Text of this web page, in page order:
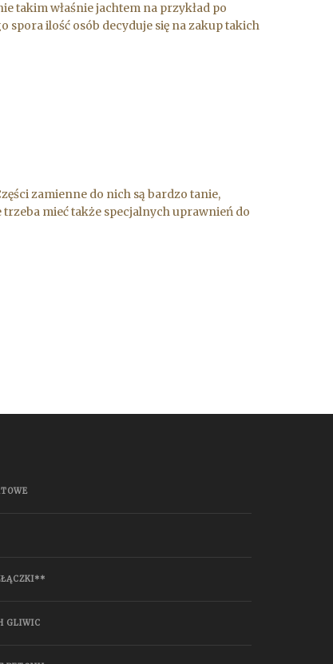
takim właśnie jachtem na przykład po
spora ilość osób decyduje się na zakup takich
zamienne do nich są bardzo tanie,
mieć także specjalnych uprawnień do
GLIWIC